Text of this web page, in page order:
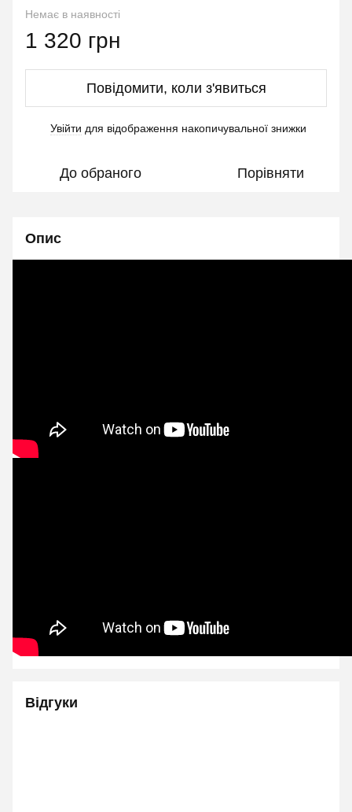
Немає в наявності
1 320 грн
Повідомити, коли з'явиться
Увійти для відображення накопичувальної знижки
До обраного Порівняти
Опис
Відгуки